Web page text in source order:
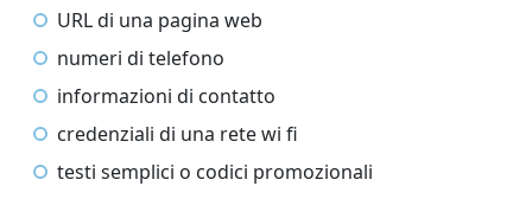
URL di una pagina web
numeri di telefono
informazioni di contatto
credenziali di una rete wi fi
testi semplici o codici promozionali